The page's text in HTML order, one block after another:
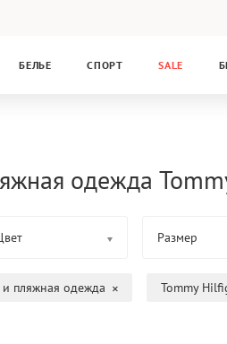
БЕЛЬЕ СПОРТ SALE
одежда
Размер
пляжная одежда Tommy